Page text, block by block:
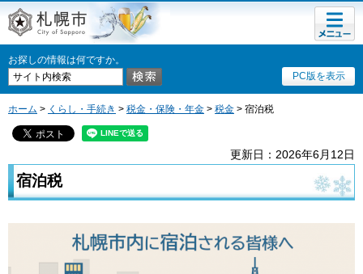
札幌市
お探しの情報は何ですか。
PC版を表示
メニュ
ー
ホーム > くらし・手続き > 税金・保険・年金 > 税金 > 宿泊税
更新日：2026年6月12日
宿泊税